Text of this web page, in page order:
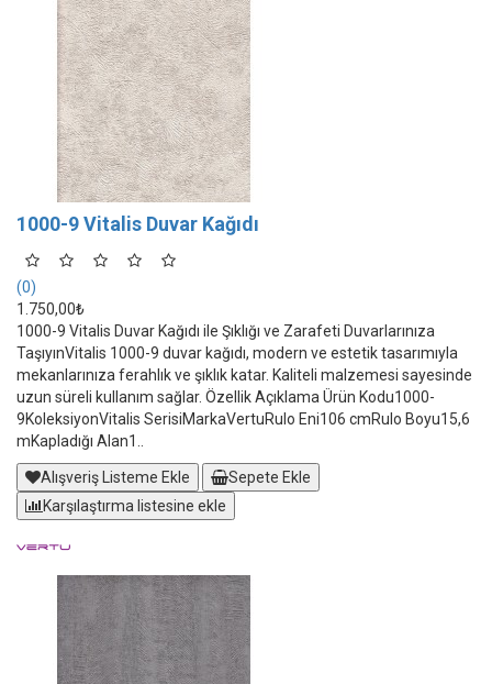
1000-9 Vitalis Duvar Kağıdı
(0)
1.750,00₺
1000-9 Vitalis Duvar Kağıdı ile Şıklığı ve Zarafeti Duvarlarınıza
TaşıyınVitalis 1000-9 duvar kağıdı, modern ve estetik tasarımıyla
mekanlarınıza ferahlık ve şıklık katar. Kaliteli malzemesi sayesinde
uzun süreli kullanım sağlar. Özellik Açıklama Ürün Kodu1000-
9KoleksiyonVitalis SerisiMarkaVertuRulo Eni106 cmRulo Boyu15,6
mKapladığı Alan1..
Alışveriş Listeme Ekle
Sepete Ekle
Karşılaştırma listesine ekle